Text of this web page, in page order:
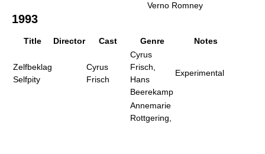
Verno Romney
1993
Title Director Cast Genre Notes
Zelfbeklag
Selfpity
Cyrus
Frisch
Cyrus
Frisch,
Hans
Beerekamp
Experimental
Annemarie
Rottgering,